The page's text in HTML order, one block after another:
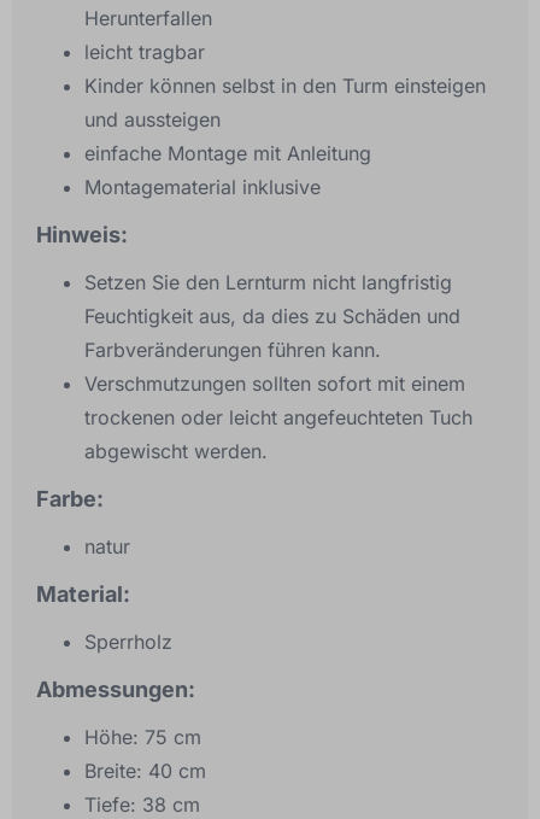
Herunterfallen
leicht tragbar
Kinder können selbst in den Turm einsteigen
und aussteigen
einfache Montage mit Anleitung
Montagematerial inklusive
Hinweis:
Setzen Sie den Lernturm nicht langfristig
Feuchtigkeit aus, da dies zu Schäden und
Farbveränderungen führen kann.
Verschmutzungen sollten sofort mit einem
trockenen oder leicht angefeuchteten Tuch
abgewischt werden.
Farbe:
natur
Material:
Sperrholz
Abmessungen:
Höhe: 75 cm
Breite: 40 cm
Tiefe: 38 cm